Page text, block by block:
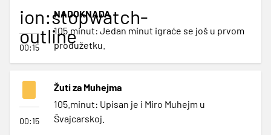
ion:stopwatch-
outline
00:15
NADOKNADA
105.minut: Jedan minut igraće se još u prvom
produžetku.
00:15
Žuti za Muhejma
105.minut: Upisan je i Miro Muhejm u
Švajcarskoj.